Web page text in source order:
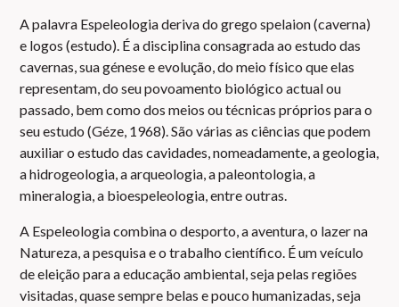
A palavra Espeleologia deriva do grego spelaion (caverna)
e logos (estudo). É a disciplina consagrada ao estudo das
cavernas, sua génese e evolução, do meio físico que elas
representam, do seu povoamento biológico actual ou
passado, bem como dos meios ou técnicas próprios para o
seu estudo (Géze, 1968). São várias as ciências que podem
auxiliar o estudo das cavidades, nomeadamente, a geologia,
a hidrogeologia, a arqueologia, a paleontologia, a
mineralogia, a bioespeleologia, entre outras.
A Espeleologia combina o desporto, a aventura, o lazer na
Natureza, a pesquisa e o trabalho científico. É um veículo
de eleição para a educação ambiental, seja pelas regiões
visitadas, quase sempre belas e pouco humanizadas, seja